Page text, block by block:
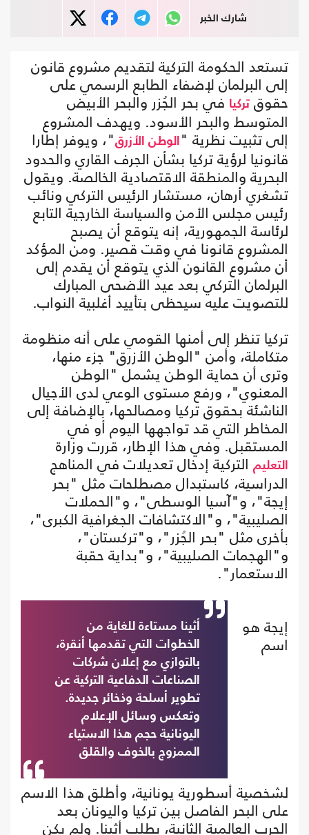
شارك الخبر
تستعد الحكومة التركية لتقديم مشروع قانون
إلى البرلمان لإضفاء الطابع الرسمي على
حقوق تركيا في بحر الجُزر والبحر الأبيض
المتوسط والبحر الأسود. ويهدف المشروع
إلى تثبيت نظرية " الوطن الأزرق"، ويوفر إطارا
قانونيا لرؤية تركيا بشأن الجرف القاري والحدود
البحرية والمنطقة الاقتصادية الخالصة. ويقول
تشغري أرهان، مستشار الرئيس التركي ونائب
رئيس مجلس الأمن والسياسة الخارجية التابع
لرئاسة الجمهورية، إنه يتوقع أن يصبح
المشروع قانونا في وقت قصير. ومن المؤكد
أن مشروع القانون الذي يتوقع أن يقدم إلى
البرلمان التركي بعد عيد الأضحى المبارك
للتصويت عليه سيحظى بتأييد أغلبية النواب.
تركيا تنظر إلى أمنها القومي على أنه منظومة
متكاملة، وأمن "الوطن الأزرق" جزء منها،
وترى أن حماية الوطن يشمل "الوطن
المعنوي"، ورفع مستوى الوعي لدى الأجيال
الناشئة بحقوق تركيا ومصالحها، بالإضافة إلى
المخاطر التي قد تواجهها اليوم أو في
المستقبل. وفي هذا الإطار، قررت وزارة
التعليم التركية إدخال تعديلات في المناهج
الدراسية، كاستبدال مصطلحات مثل "بحر
إيجة"، و"آسيا الوسطى"، و"الحملات
الصليبية"، و"الاكتشافات الجغرافية الكبرى"،
بأخرى مثل "بحر الجُزر"، و"تركستان"،
و"الهجمات الصليبية"، و"بداية حقبة
الاستعمار".
أثينا مستاءة للغاية من
الخطوات التي تقدمها أنقرة،
بالتوازي مع إعلان شركات
الصناعات الدفاعية التركية عن
تطوير أسلحة وذخائر جديدة.
وتعكس وسائل الإعلام
اليونانية حجم هذا الاستياء
الممزوج بالخوف والقلق
إيجة هو
اسم
لشخصية أسطورية يونانية، وأطلق هذا الاسم
على البحر الفاصل بين تركيا واليونان بعد
الحرب العالمية الثانية، بطلب أثينا. ولم يكن